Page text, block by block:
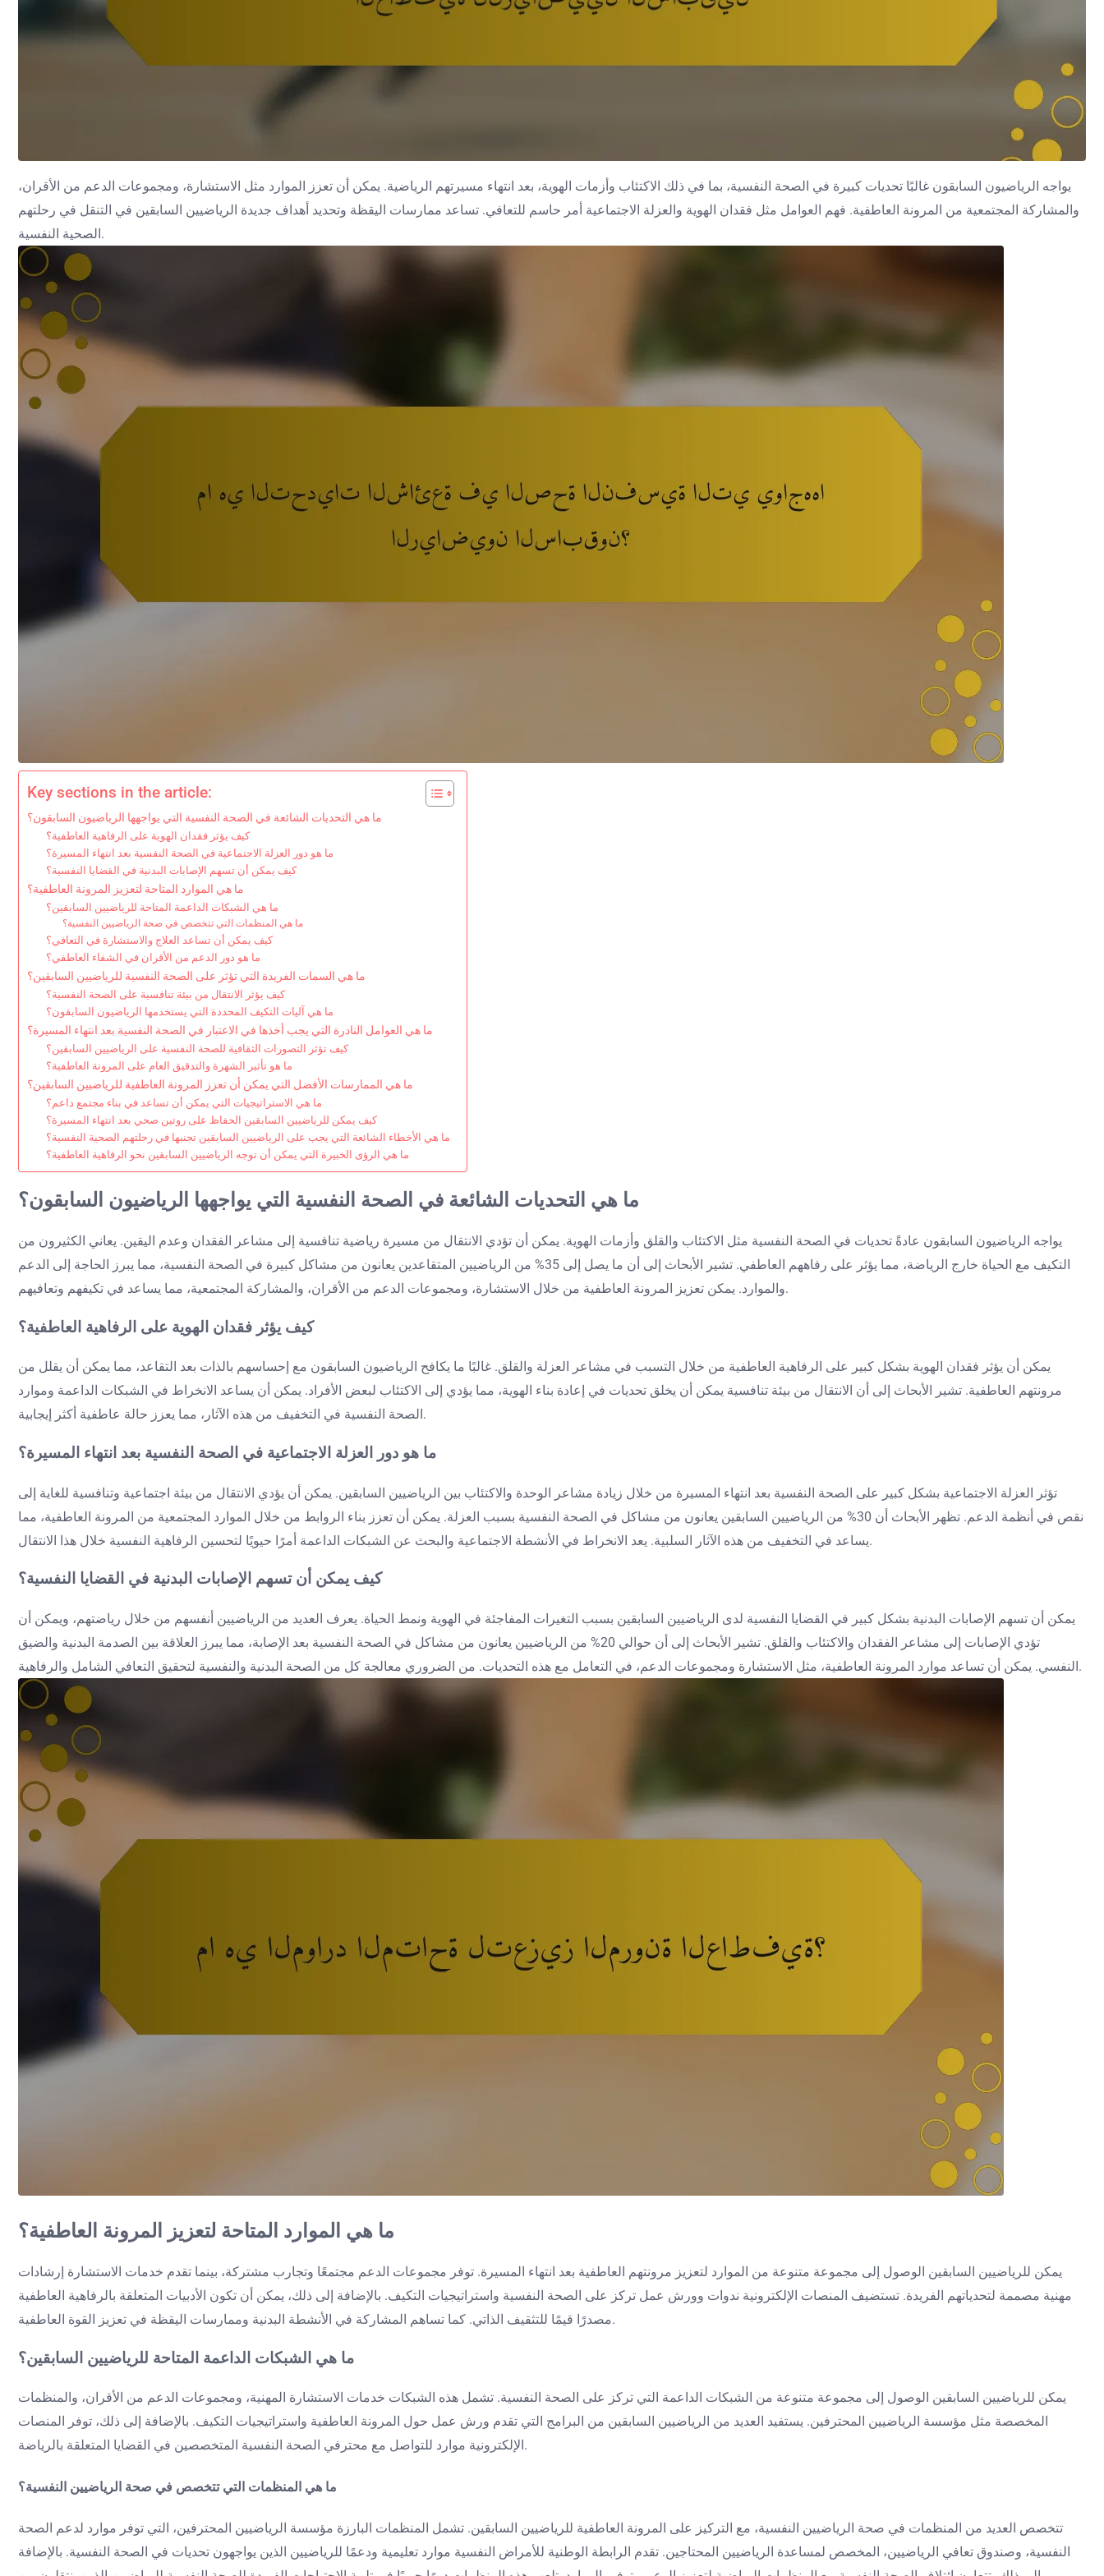
يواجه الرياضيون السابقون غالبًا تحديات كبيرة في الصحة النفسية، بما في ذلك الاكتئاب وأزمات الهوية، بعد انتهاء مسيرتهم الرياضية. يمكن أن تعزز الموارد مثل الاستشارة، ومجموعات الدعم من الأقران،
والمشاركة المجتمعية من المرونة العاطفية. فهم العوامل مثل فقدان الهوية والعزلة الاجتماعية أمر حاسم للتعافي. تساعد ممارسات اليقظة وتحديد أهداف جديدة الرياضيين السابقين في التنقل في رحلتهم
الصحية النفسية.
Key sections in the article:
ما هي التحديات الشائعة في الصحة النفسية التي يواجهها الرياضيون السابقون؟
كيف يؤثر فقدان الهوية على الرفاهية العاطفية؟
ما هو دور العزلة الاجتماعية في الصحة النفسية بعد انتهاء المسيرة؟
كيف يمكن أن تسهم الإصابات البدنية في القضايا النفسية؟
ما هي الموارد المتاحة لتعزيز المرونة العاطفية؟
ما هي الشبكات الداعمة المتاحة للرياضيين السابقين؟
ما هي المنظمات التي تتخصص في صحة الرياضيين النفسية؟
كيف يمكن أن تساعد العلاج والاستشارة في التعافي؟
ما هو دور الدعم من الأقران في الشفاء العاطفي؟
ما هي السمات الفريدة التي تؤثر على الصحة النفسية للرياضيين السابقين؟
كيف يؤثر الانتقال من بيئة تنافسية على الصحة النفسية؟
ما هي آليات التكيف المحددة التي يستخدمها الرياضيون السابقون؟
ما هي العوامل النادرة التي يجب أخذها في الاعتبار في الصحة النفسية بعد انتهاء المسيرة؟
كيف تؤثر التصورات الثقافية للصحة النفسية على الرياضيين السابقين؟
ما هو تأثير الشهرة والتدقيق العام على المرونة العاطفية؟
ما هي الممارسات الأفضل التي يمكن أن تعزز المرونة العاطفية للرياضيين السابقين؟
ما هي الاستراتيجيات التي يمكن أن تساعد في بناء مجتمع داعم؟
كيف يمكن للرياضيين السابقين الحفاظ على روتين صحي بعد انتهاء المسيرة؟
ما هي الأخطاء الشائعة التي يجب على الرياضيين السابقين تجنبها في رحلتهم الصحية النفسية؟
ما هي الرؤى الخبيرة التي يمكن أن توجه الرياضيين السابقين نحو الرفاهية العاطفية؟
ما هي التحديات الشائعة في الصحة النفسية التي يواجهها الرياضيون السابقون؟
يواجه الرياضيون السابقون عادةً تحديات في الصحة النفسية مثل الاكتئاب والقلق وأزمات الهوية. يمكن أن تؤدي الانتقال من مسيرة رياضية تنافسية إلى مشاعر الفقدان وعدم اليقين. يعاني الكثيرون من
التكيف مع الحياة خارج الرياضة، مما يؤثر على رفاههم العاطفي. تشير الأبحاث إلى أن ما يصل إلى 35% من الرياضيين المتقاعدين يعانون من مشاكل كبيرة في الصحة النفسية، مما يبرز الحاجة إلى الدعم
والموارد. يمكن تعزيز المرونة العاطفية من خلال الاستشارة، ومجموعات الدعم من الأقران، والمشاركة المجتمعية، مما يساعد في تكيفهم وتعافيهم.
كيف يؤثر فقدان الهوية على الرفاهية العاطفية؟
يمكن أن يؤثر فقدان الهوية بشكل كبير على الرفاهية العاطفية من خلال التسبب في مشاعر العزلة والقلق. غالبًا ما يكافح الرياضيون السابقون مع إحساسهم بالذات بعد التقاعد، مما يمكن أن يقلل من
مرونتهم العاطفية. تشير الأبحاث إلى أن الانتقال من بيئة تنافسية يمكن أن يخلق تحديات في إعادة بناء الهوية، مما يؤدي إلى الاكتئاب لبعض الأفراد. يمكن أن يساعد الانخراط في الشبكات الداعمة وموارد
الصحة النفسية في التخفيف من هذه الآثار، مما يعزز حالة عاطفية أكثر إيجابية.
ما هو دور العزلة الاجتماعية في الصحة النفسية بعد انتهاء المسيرة؟
تؤثر العزلة الاجتماعية بشكل كبير على الصحة النفسية بعد انتهاء المسيرة من خلال زيادة مشاعر الوحدة والاكتئاب بين الرياضيين السابقين. يمكن أن يؤدي الانتقال من بيئة اجتماعية وتنافسية للغاية إلى
نقص في أنظمة الدعم. تظهر الأبحاث أن 30% من الرياضيين السابقين يعانون من مشاكل في الصحة النفسية بسبب العزلة. يمكن أن تعزز بناء الروابط من خلال الموارد المجتمعية من المرونة العاطفية، مما
يساعد في التخفيف من هذه الآثار السلبية. يعد الانخراط في الأنشطة الاجتماعية والبحث عن الشبكات الداعمة أمرًا حيويًا لتحسين الرفاهية النفسية خلال هذا الانتقال.
كيف يمكن أن تسهم الإصابات البدنية في القضايا النفسية؟
يمكن أن تسهم الإصابات البدنية بشكل كبير في القضايا النفسية لدى الرياضيين السابقين بسبب التغيرات المفاجئة في الهوية ونمط الحياة. يعرف العديد من الرياضيين أنفسهم من خلال رياضتهم، ويمكن أن
تؤدي الإصابات إلى مشاعر الفقدان والاكتئاب والقلق. تشير الأبحاث إلى أن حوالي 20% من الرياضيين يعانون من مشاكل في الصحة النفسية بعد الإصابة، مما يبرز العلاقة بين الصدمة البدنية والضيق
النفسي. يمكن أن تساعد موارد المرونة العاطفية، مثل الاستشارة ومجموعات الدعم، في التعامل مع هذه التحديات. من الضروري معالجة كل من الصحة البدنية والنفسية لتحقيق التعافي الشامل والرفاهية.
ما هي الموارد المتاحة لتعزيز المرونة العاطفية؟
يمكن للرياضيين السابقين الوصول إلى مجموعة متنوعة من الموارد لتعزيز مرونتهم العاطفية بعد انتهاء المسيرة. توفر مجموعات الدعم مجتمعًا وتجارب مشتركة، بينما تقدم خدمات الاستشارة إرشادات
مهنية مصممة لتحدياتهم الفريدة. تستضيف المنصات الإلكترونية ندوات وورش عمل تركز على الصحة النفسية واستراتيجيات التكيف. بالإضافة إلى ذلك، يمكن أن تكون الأدبيات المتعلقة بالرفاهية العاطفية
مصدرًا قيمًا للتثقيف الذاتي. كما تساهم المشاركة في الأنشطة البدنية وممارسات اليقظة في تعزيز القوة العاطفية.
ما هي الشبكات الداعمة المتاحة للرياضيين السابقين؟
يمكن للرياضيين السابقين الوصول إلى مجموعة متنوعة من الشبكات الداعمة التي تركز على الصحة النفسية. تشمل هذه الشبكات خدمات الاستشارة المهنية، ومجموعات الدعم من الأقران، والمنظمات
المخصصة مثل مؤسسة الرياضيين المحترفين. يستفيد العديد من الرياضيين السابقين من البرامج التي تقدم ورش عمل حول المرونة العاطفية واستراتيجيات التكيف. بالإضافة إلى ذلك، توفر المنصات
الإلكترونية موارد للتواصل مع محترفي الصحة النفسية المتخصصين في القضايا المتعلقة بالرياضة.
ما هي المنظمات التي تتخصص في صحة الرياضيين النفسية؟
تتخصص العديد من المنظمات في صحة الرياضيين النفسية، مع التركيز على المرونة العاطفية للرياضيين السابقين. تشمل المنظمات البارزة مؤسسة الرياضيين المحترفين، التي توفر موارد لدعم الصحة
النفسية، وصندوق تعافي الرياضيين، المخصص لمساعدة الرياضيين المحتاجين. تقدم الرابطة الوطنية للأمراض النفسية موارد تعليمية ودعمًا للرياضيين الذين يواجهون تحديات في الصحة النفسية. بالإضافة